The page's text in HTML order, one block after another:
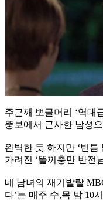
주근깨 뽀글머리 ‘역대
뚱보에서 근사한 남성
완벽한 듯 하지만 ‘빈틈
가려진 ‘똘끼충만 반전
네 남녀의 재기발랄
다’는 매주 수,목 밤 10